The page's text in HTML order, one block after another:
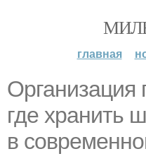
главная
Организация
где хранить
в